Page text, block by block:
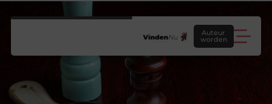
Auteur
worden